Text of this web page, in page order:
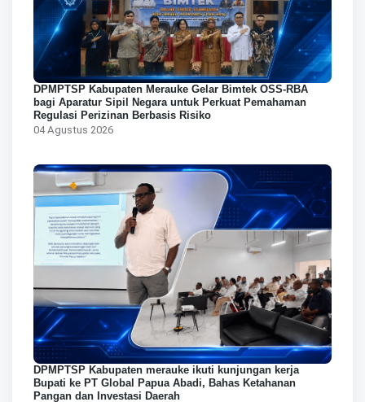
DPMPTSP Kabupaten Merauke Gelar Bimtek OSS-RBA
bagi Aparatur Sipil Negara untuk Perkuat Pemahaman
Regulasi Perizinan Berbasis Risiko
04 Agustus 2026
DPMPTSP Kabupaten merauke ikuti kunjungan kerja
Bupati ke PT Global Papua Abadi, Bahas Ketahanan
Pangan dan Investasi Daerah